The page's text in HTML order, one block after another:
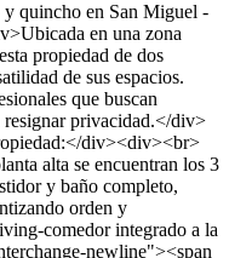
quincho en San Miguel -
en una zona
propiedad de dos
de sus espacios.
que buscan
privacidad.</div>
div><div><br>
alta se encuentran los 3
y baño completo,
orden y
comedor integrado a la
newline"><span